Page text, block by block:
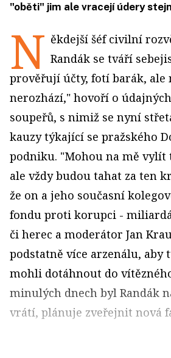
"oběti" jim ale vracejí údery
N ěkdejší šéf civilní
Randák se tváří
prověřují účty, fotí barák, ale
nerozhází," hovoří o
soupeřů, s nimiž se nyní
kauzy týkající se pražského
podniku. "Mohou na mě vylít
ale vždy budou tahat za ten
že on a jeho současní
fondu proti korupci -
či herec a moderátor Jan
podstatně více arzenálu, aby
mohli dotáhnout do
minulých dnech byl Randák
vrátí, plánuje zveřejnit nová